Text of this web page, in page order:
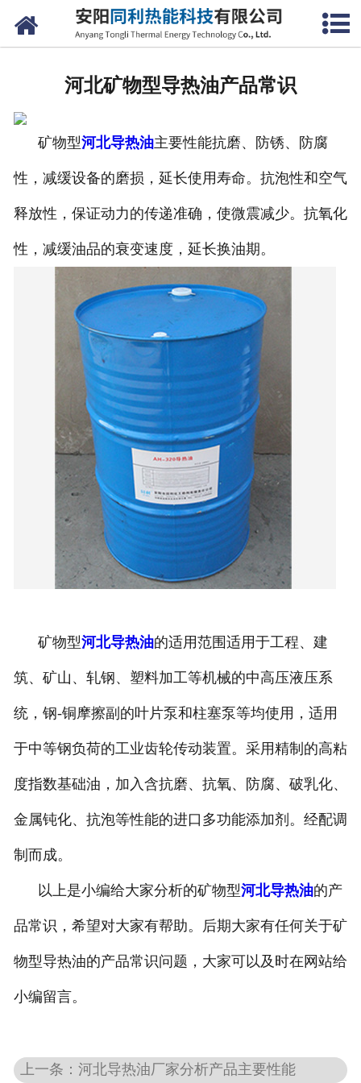
网站首页
新闻中心
联系我们
河北矿物型导热油产品常识
矿物型河北导热油主要性能抗磨、防锈、防腐
性，减缓设备的磨损，延长使用寿命。抗泡性和空气
释放性，保证动力的传递准确，使微震减少。抗氧化
性，减缓油品的衰变速度，延长换油期。
矿物型河北导热油的适用范围适用于工程、建
筑、矿山、轧钢、塑料加工等机械的中高压液压系
统，钢-铜摩擦副的叶片泵和柱塞泵等均使用，适用
于中等钢负荷的工业齿轮传动装置。采用精制的高粘
度指数基础油，加入含抗磨、抗氧、防腐、破乳化、
金属钝化、抗泡等性能的进口多功能添加剂。经配调
制而成。
以上是小编给大家分析的矿物型河北导热油的产
品常识，希望对大家有帮助。后期大家有任何关于矿
物型导热油的产品常识问题，大家可以及时在网站给
小编留言。
上一条：河北导热油厂家分析产品主要性能